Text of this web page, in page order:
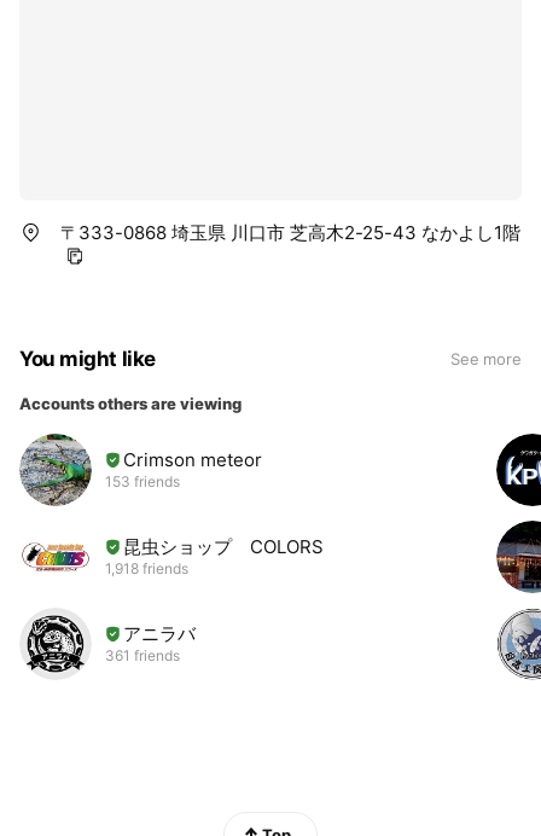
〒333-0868 埼玉県 川口市 芝高木2-25-43 なかよし1階
You might like See more
Accounts others are viewing
Crimson meteor
153 friends
昆虫ショップ COLORS
1,918 friends
アニラバ
361 friends